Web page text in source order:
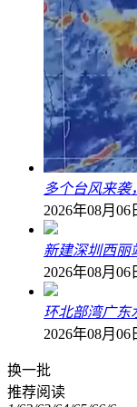
多个台风来
2026年08月06
新建深圳西丽
2026年08月06
环北部湾广东
2026年08月06
换一批
推荐阅读